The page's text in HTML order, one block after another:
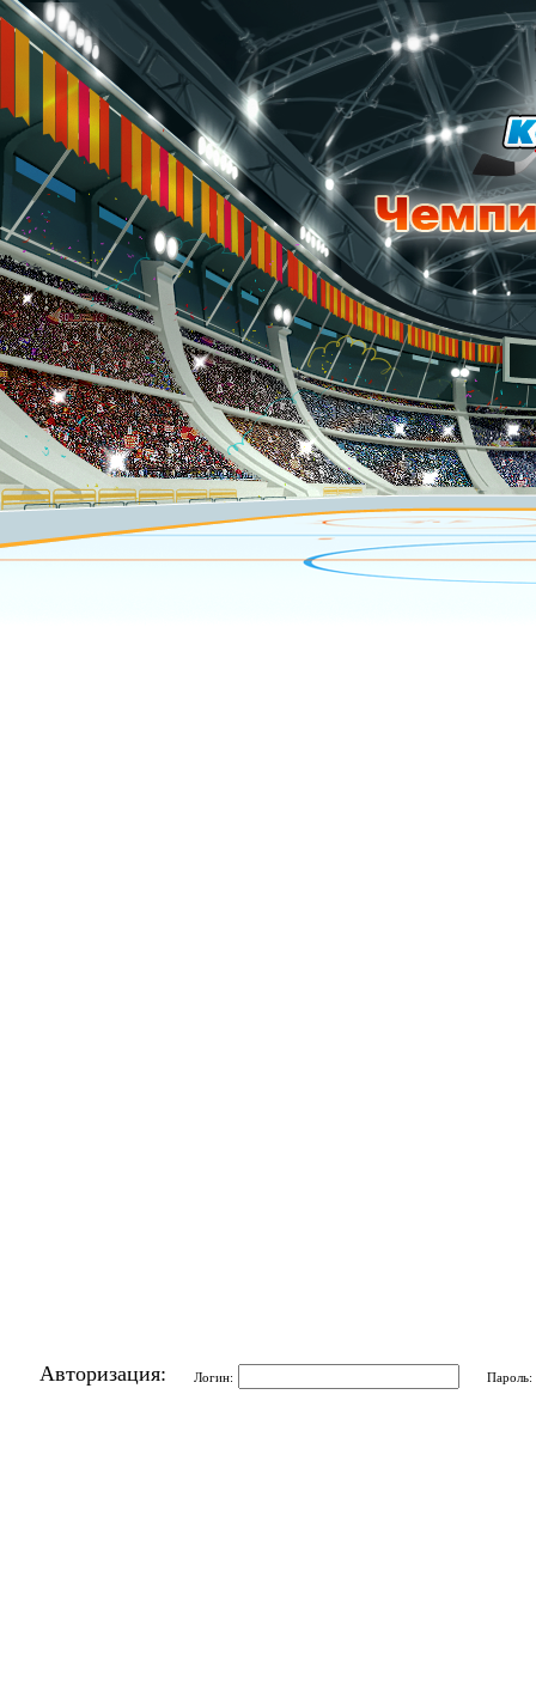
Авторизация: Логин: Пароль: